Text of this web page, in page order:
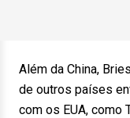
Além da China,
de outros países
com os EUA, como